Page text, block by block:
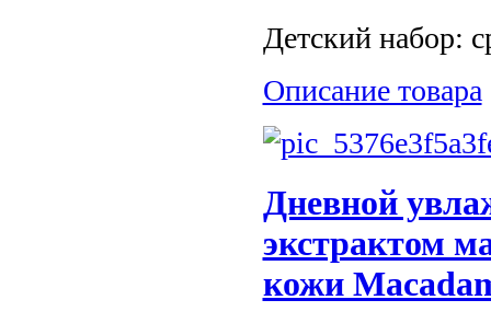
Детский набор:
Описание товара
Дневной
экстрактом
кожи